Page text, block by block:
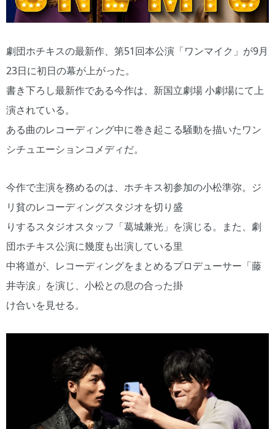
劇団ホチキスの最新作、第51回本公演「ワンマイク」が9月
23日に初日の幕が上がった。
書き下ろし最新作である今作は、新国立劇場 小劇場にて上
演されている。
ある曲のレコーディング中に巻き起こる騒動を描いたワン
シチュエーションコメディだ。
今作で主演を務めるのは、ホチキス初参加の小松準弥。ジ
リ貧のレコーディングスタジオを切り盛
りするスタジオスタッフ「葛城兼光」を演じる。また、劇
団ホチキス公演に幾度も出演している里
中将道が、レコーディングをまとめるプロデューサー「藤
井寺涙」を演じ、小松との息の合った掛
け合いを見せる。